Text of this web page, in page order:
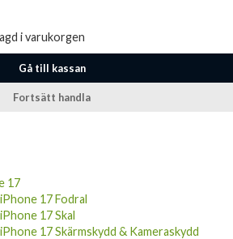
i varukorgen
Gå till kassan
Fortsätt handla
17
iPhone 17 Fodral
iPhone 17 Skal
iPhone 17 Skärmskydd & Kameraskydd